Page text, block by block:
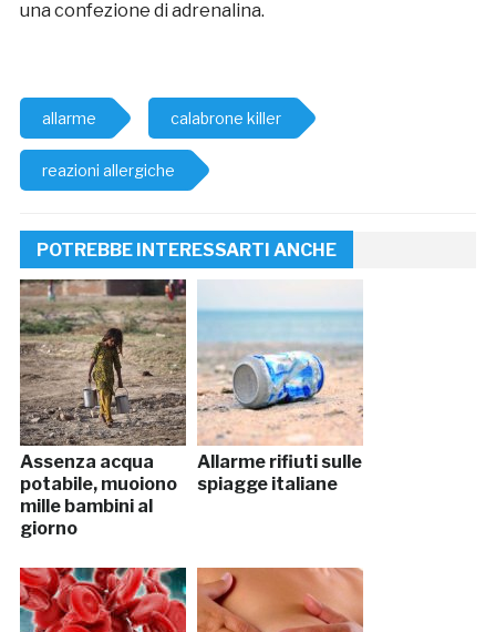
una confezione di adrenalina.
allarme calabrone killer
reazioni allergiche
POTREBBE INTERESSARTI ANCHE
Assenza acqua
potabile, muoiono
mille bambini al
giorno
Allarme rifiuti sulle
spiagge italiane